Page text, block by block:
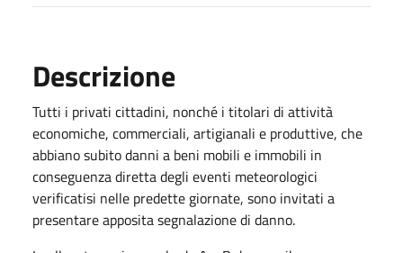
Descrizione
Tutti i privati cittadini, nonché i titolari di attività
economiche, commerciali, artigianali e produttive, che
abbiano subito danni a beni mobili e immobili in
conseguenza diretta degli eventi meteorologici
verificatisi nelle predette giornate, sono invitati a
presentare apposita segnalazione di danno.